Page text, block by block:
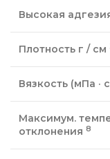
Высокая
Плотность г / см
Вязкость (мПа ·
Максимум.
отклонения 8